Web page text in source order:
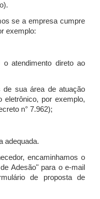
se a empresa cumpre
exemplo:
direto ao
sua área de atuação
por exemplo,
n° 7.962);
encaminhamos o
Adesão" para o e-mail
de proposta de